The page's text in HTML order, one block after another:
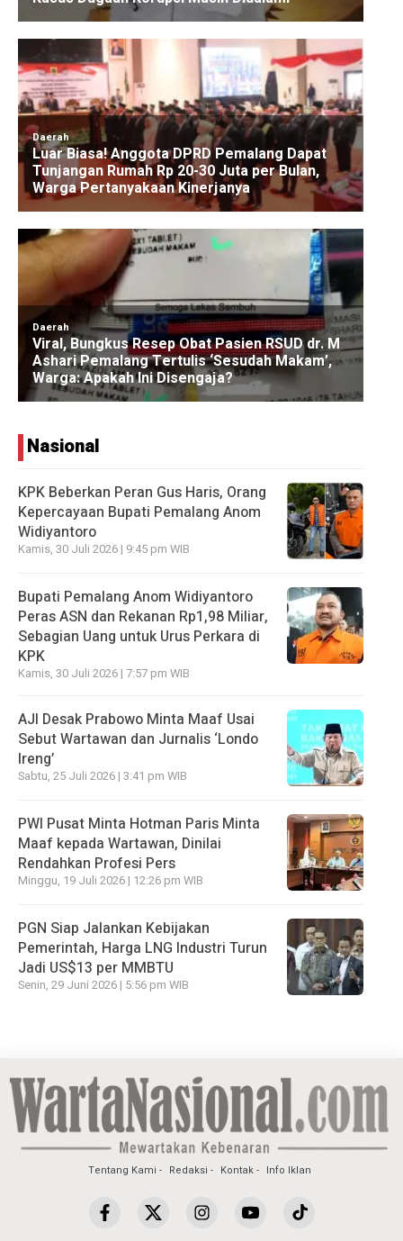
Nasional
KPK Beberkan Peran Gus Haris, Orang
Kepercayaan Bupati Pemalang Anom
Widiyantoro
Kamis, 30 Juli 2026 | 9:45 pm WIB
Bupati Pemalang Anom Widiyantoro
Peras ASN dan Rekanan Rp1,98 Miliar,
Sebagian Uang untuk Urus Perkara di
KPK
Kamis, 30 Juli 2026 | 7:57 pm WIB
AJI Desak Prabowo Minta Maaf Usai
Sebut Wartawan dan Jurnalis ‘Londo
Ireng’
Sabtu, 25 Juli 2026 | 3:41 pm WIB
PWI Pusat Minta Hotman Paris Minta
Maaf kepada Wartawan, Dinilai
Rendahkan Profesi Pers
Minggu, 19 Juli 2026 | 12:26 pm WIB
PGN Siap Jalankan Kebijakan
Pemerintah, Harga LNG Industri Turun
Jadi US$13 per MMBTU
Senin, 29 Juni 2026 | 5:56 pm WIB
Tentang Kami Redaksi Kontak Info Iklan